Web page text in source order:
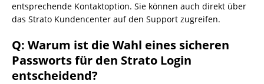
entsprechende Kontaktoption. Sie können auch direkt über
das Strato Kundencenter auf den Support zugreifen.
Q: Warum ist die Wahl eines sicheren
Passworts für den Strato Login
entscheidend?